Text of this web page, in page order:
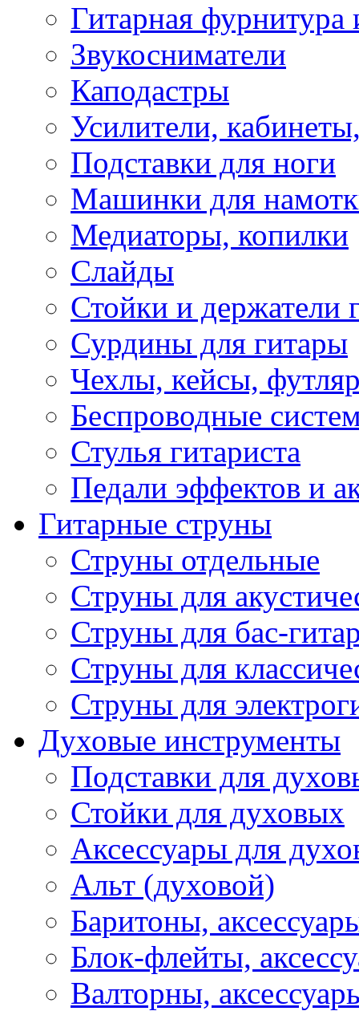
Гитарная фурнитура
Звукосниматели
Каподастры
Усилители,
Подставки для ноги
Машинки для
Медиаторы, копилки
Слайды
Стойки и держатели
Сурдины для гитары
Чехлы, кейсы,
Беспроводные
Стулья гитариста
Педали эффектов и
Гитарные струны
Струны отдельные
Струны для
Струны для бас-
Струны для
Струны для
Духовые инструменты
Подставки для
Стойки для духовых
Аксессуары для
Альт (духовой)
Баритоны,
Блок-флейты,
Валторны,